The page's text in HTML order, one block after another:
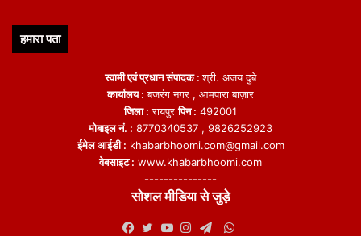
हमारा पता
स्वामी एवं प्रधान संपादक :श्री. अजय दुबे
कार्यालय : बजरंग नगर , आमपारा बाज़ार
जिला : रायपुरपिन : 492001
मोबाइल नं. : 8770340537 , 9826252923
ईमेल आईडी : khabarbhoomi.com@gmail.com
वेबसाइट : www.khabarbhoomi.com
---------------
सोशल मीडिया से जुड़े
WhatsApp